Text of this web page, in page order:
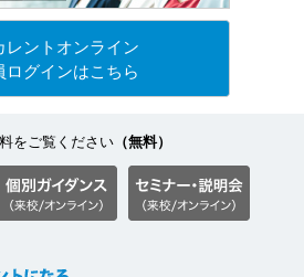
レントオンライン
ログインはこちら
をご覧ください （無料）